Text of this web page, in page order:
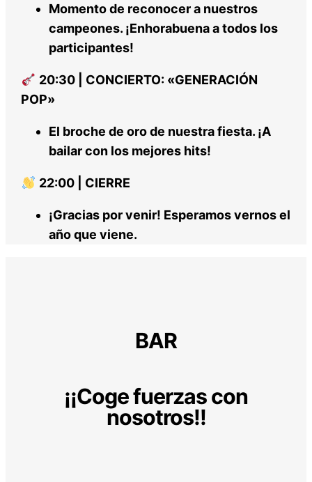
Momento de reconocer a nuestros
campeones. ¡Enhorabuena a todos los
participantes!
20:30 | CONCIERTO: «GENERACIÓN
POP»
El broche de oro de nuestra fiesta. ¡A
bailar con los mejores hits!
22:00 | CIERRE
¡Gracias por venir! Esperamos vernos el
año que viene.
BAR
¡¡Coge fuerzas con
nosotros!!